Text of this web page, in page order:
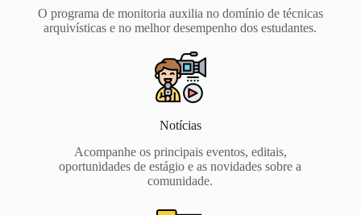
O programa de monitoria auxilia no domínio de técnicas
arquivísticas e no melhor desempenho dos estudantes.
Notícias
Acompanhe os principais eventos, editais,
oportunidades de estágio e as novidades sobre a
comunidade.